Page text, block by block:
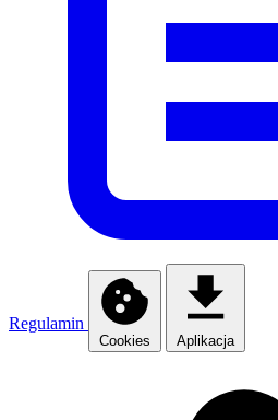
Regulamin
Cookies Aplikacja